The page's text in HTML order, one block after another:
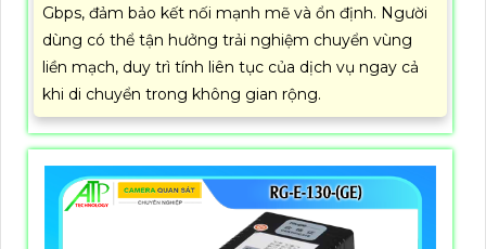
Gbps, đảm bảo kết nối mạnh mẽ và ổn định. Người
dùng có thể tận hưởng trải nghiệm chuyển vùng
liền mạch, duy trì tính liên tục của dịch vụ ngay cả
khi di chuyển trong không gian rộng.